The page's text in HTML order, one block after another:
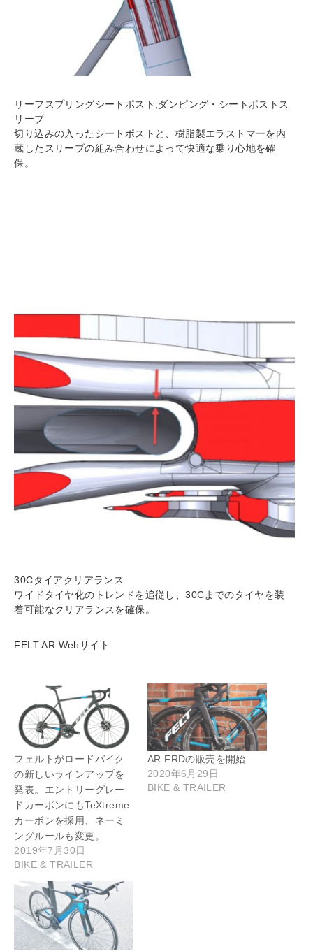
リーフスプリングシートポスト,ダンピング・シートポストス
リーブ
切り込みの入ったシートポストと、樹脂製エラストマーを内
蔵したスリーブの組み合わせによって快適な乗り心地を確
保。
30Cタイアクリアランス
ワイドタイヤ化のトレンドを追従し、30Cまでのタイヤを装
着可能なクリアランスを確保。
FELT AR Webサイト
フェルトがロードバイク
の新しいラインアップを
発表。エントリーグレー
ドカーボンにもTeXtreme
カーボンを採用、ネーミ
ングルールも変更。
2019年7月30日
BIKE & TRAILER
AR FRDの販売を開始
2020年6月29日
BIKE & TRAILER